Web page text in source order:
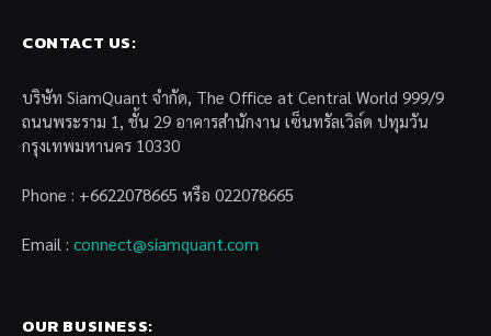
CONTACT US:
บริษัท SiamQuant จำกัด, The Office at Central World 999/9
ถนนพระราม 1, ชั้น 29 อาคารสำนักงาน เซ็นทรัลเวิล์ด ปทุมวัน
กรุงเทพมหานคร 10330
Phone : +6622078665 หรือ 022078665
Email : connect@siamquant.com
OUR BUSINESS: